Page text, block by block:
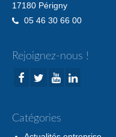
17180 Périgny
05 46 30 66 00
Rejoignez-nous !
Catégories